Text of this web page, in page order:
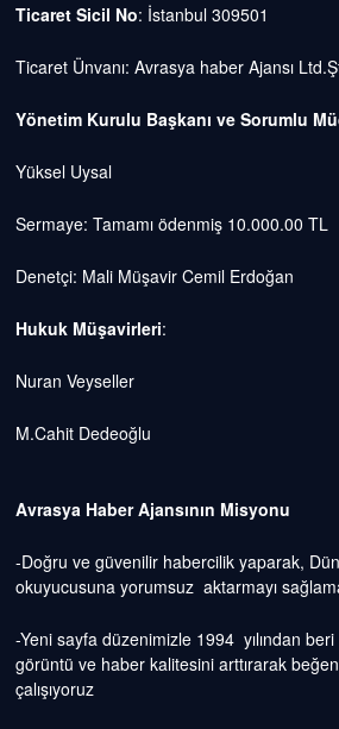
Ticaret Sicil No: İstanbul 309501
Ticaret Ünvanı: Avrasya haber Ajansı
Yönetim Kurulu Başkanı ve Sorumlu
Yüksel Uysal
Sermaye: Tamamı ödenmiş 10.000.00 TL
Denetçi: Mali Müşavir Cemil Erdoğan
Hukuk Müşavirleri:
Nuran Veyseller
M.Cahit Dedeoğlu
Avrasya Haber Ajansının Misyonu
-Doğru ve güvenilir habercilik yaparak,
okuyucusuna yorumsuz aktarmayı
-Yeni sayfa düzenimizle 1994 yılından
görüntü ve haber kalitesini arttırarak
çalışıyoruz